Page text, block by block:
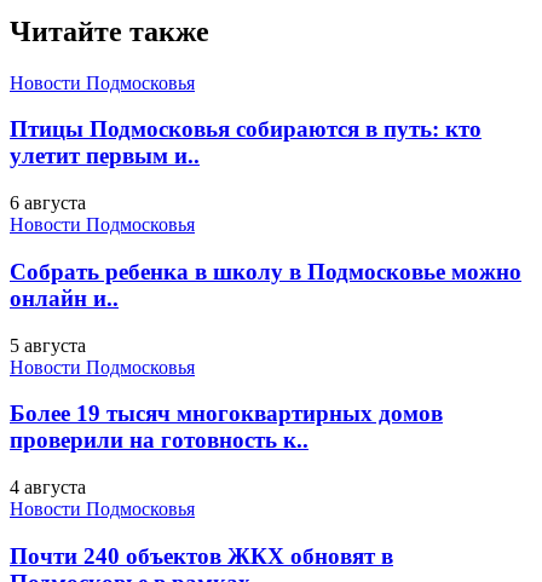
Читайте также
Новости Подмосковья
Птицы Подмосковья собираются в путь: кто
улетит первым и..
6 августа
Новости Подмосковья
Собрать ребенка в школу в Подмосковье можно
онлайн и..
5 августа
Новости Подмосковья
Более 19 тысяч многоквартирных домов
проверили на готовность к..
4 августа
Новости Подмосковья
Почти 240 объектов ЖКХ обновят в